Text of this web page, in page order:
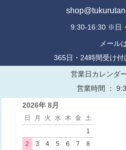
9:30-16:30 ※日
メール
365日・24時間受け付
営業日カレンダ
営業時間 ：
2026年 8月
日 月 火 水 木 金
土
1
2
3 4 5 6 7
8